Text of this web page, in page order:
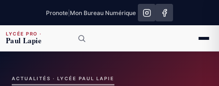
Pronote Mon Bureau Numérique
LYCÉE PRO ·
Paul Lapie
ACTUALITÉS · LYCÉE PAUL LAPIE